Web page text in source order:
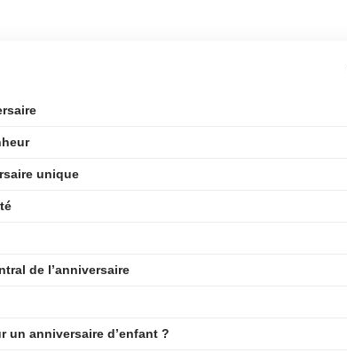
unique
de l’anniversaire
un anniversaire d’enfant ?